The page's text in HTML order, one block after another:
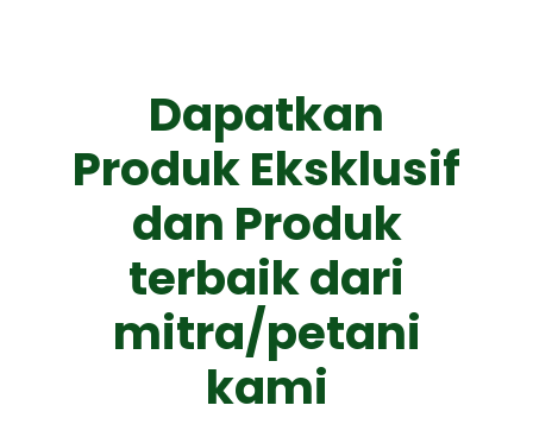
Dapatkan
Produk Eksklusif
dan Produk
terbaik dari
mitra/petani
kami